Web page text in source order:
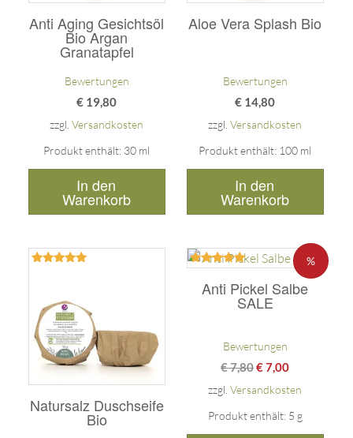
Anti Aging Gesichtsöl
Bio Argan
Granatapfel
Bewertungen
€ 19,80
zzgl.Versandkosten
Produkt enthält: 30 ml
In den
Warenkorb
Aloe Vera Splash Bio
Bewertungen
€ 14,80
zzgl.Versandkosten
Produkt enthält: 100 ml
In den
Warenkorb
Natursalz Duschseife
Bio
von 5
%
Anti Pickel Salbe
SALE
mit
5.00
Bewertungen
€7,80€7,00
zzgl.Versandkosten
Produkt enthält: 5 g